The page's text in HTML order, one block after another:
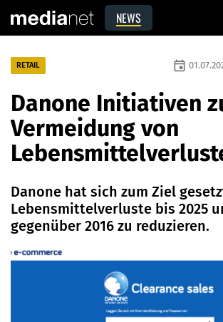
NEWS
RETAIL event
Danone Initiativen
Vermeidung von
Danone hat sich zum Ziel
Lebensmittelverluste bis 2025
gegenüber 2016 zu reduzieren.